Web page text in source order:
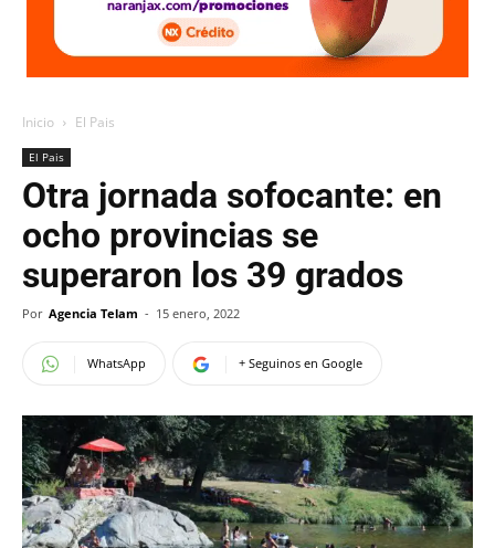
Inicio El Pais
El Pais
Otra jornada sofocante: en
ocho provincias se
superaron los 39 grados
Por Agencia Telam - 15 enero, 2022
WhatsApp + Seguinos en Google